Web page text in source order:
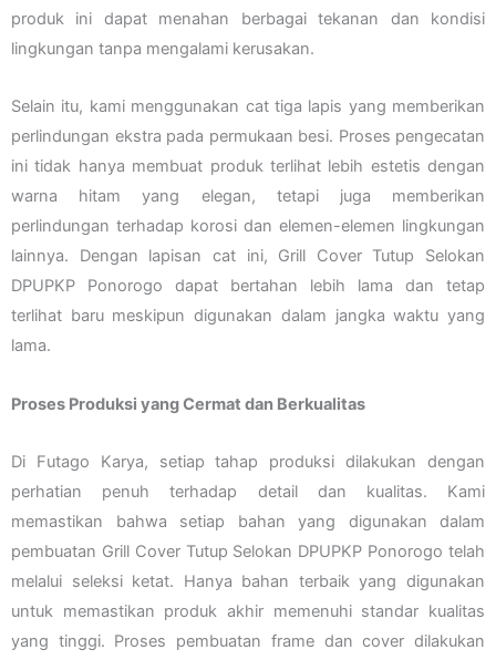
produk ini dapat menahan berbagai tekanan dan kondisi
lingkungan tanpa mengalami kerusakan.
Selain itu, kami menggunakan cat tiga lapis yang memberikan
perlindungan ekstra pada permukaan besi. Proses pengecatan
ini tidak hanya membuat produk terlihat lebih estetis dengan
warna hitam yang elegan, tetapi juga memberikan
perlindungan terhadap korosi dan elemen-elemen lingkungan
lainnya. Dengan lapisan cat ini, Grill Cover Tutup Selokan
DPUPKP Ponorogo dapat bertahan lebih lama dan tetap
terlihat baru meskipun digunakan dalam jangka waktu yang
lama.
Proses Produksi yang Cermat dan Berkualitas
Di Futago Karya, setiap tahap produksi dilakukan dengan
perhatian penuh terhadap detail dan kualitas. Kami
memastikan bahwa setiap bahan yang digunakan dalam
pembuatan Grill Cover Tutup Selokan DPUPKP Ponorogo telah
melalui seleksi ketat. Hanya bahan terbaik yang digunakan
untuk memastikan produk akhir memenuhi standar kualitas
yang tinggi. Proses pembuatan frame dan cover dilakukan